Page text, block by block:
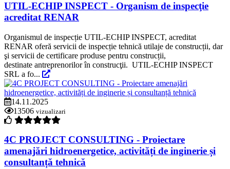
UTIL-ECHIP INSPECT - Organism de inspecţie
acreditat RENAR
Organismul de inspecție UTIL-ECHIP INSPECT, acreditat
RENAR oferă servicii de inspecție tehnică utilaje de construcții, dar
şi servicii de certificare produse pentru construcții,
destinate antreprenorilor în construcţii. UTIL-ECHIP INSPECT
SRL a fo...
14.11.2025
13506 vizualizari
4C PROJECT CONSULTING - Proiectare
amenajări hidroenergetice, activități de inginerie și
consultanță tehnică